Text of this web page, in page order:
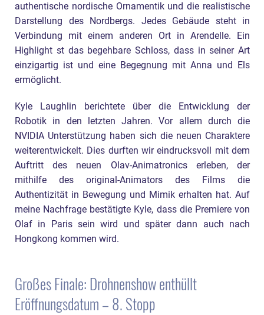
authentische nordische Ornamentik und die realistische
Darstellung des Nordbergs. Jedes Gebäude steht in
Verbindung mit einem anderen Ort in Arendelle. Ein
Highlight st das begehbare Schloss, dass in seiner Art
einzigartig ist und eine Begegnung mit Anna und Els
ermöglicht.
Kyle Laughlin berichtete über die Entwicklung der
Robotik in den letzten Jahren. Vor allem durch die
NVIDIA Unterstützung haben sich die neuen Charaktere
weiterentwickelt. Dies durften wir eindrucksvoll mit dem
Auftritt des neuen Olav-Animatronics erleben, der
mithilfe des original-Animators des Films die
Authentizität in Bewegung und Mimik erhalten hat. Auf
meine Nachfrage bestätigte Kyle, dass die Premiere von
Olaf in Paris sein wird und später dann auch nach
Hongkong kommen wird.
Großes Finale: Drohnenshow enthüllt
Eröffnungsdatum – 8. Stopp